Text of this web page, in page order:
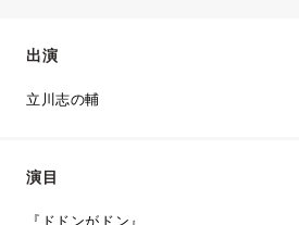
出演
立川志の輔
演目
『ドドンがドン』